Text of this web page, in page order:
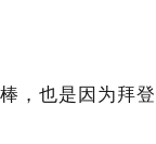
，也是因为拜登